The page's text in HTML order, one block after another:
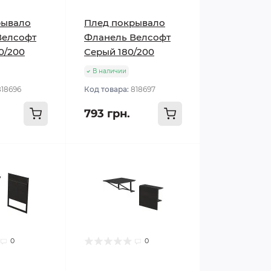
200
Плед покрывало
Фланель Велсофт
Серый 180/200
В наличии
Код товара: 818697
793 грн.
0 0